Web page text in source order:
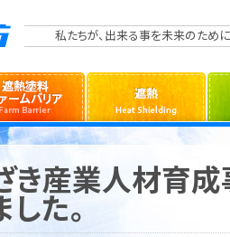
私たちが、出来る事を未来のために
き産業人材育
た。